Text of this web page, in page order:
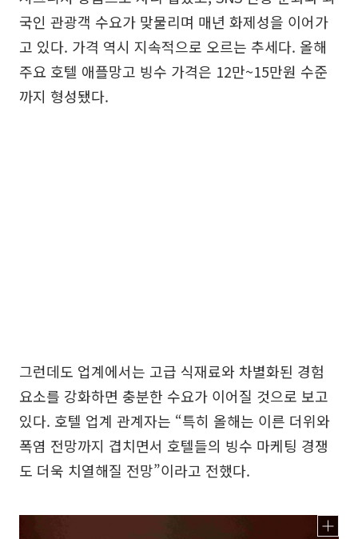
국인 관광객 수요가 맞물리며 매년 화제성을 이어가
고 있다. 가격 역시 지속적으로 오르는 추세다. 올해
주요 호텔 애플망고 빙수 가격은 12만~15만원 수준
까지 형성됐다.
그런데도 업계에서는 고급 식재료와 차별화된 경험
요소를 강화하면 충분한 수요가 이어질 것으로 보고
있다. 호텔 업계 관계자는 “특히 올해는 이른 더위와
폭염 전망까지 겹치면서 호텔들의 빙수 마케팅 경쟁
도 더욱 치열해질 전망”이라고 전했다.